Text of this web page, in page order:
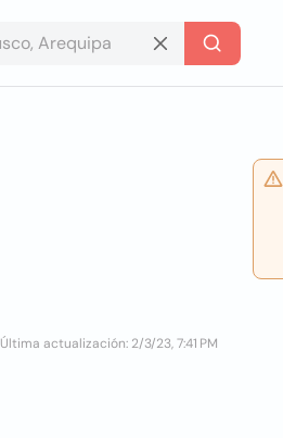
Última actualización: 2/3/23, 7:41 PM